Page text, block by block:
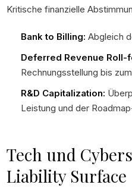
Kritische finanzielle
Bank to Billing: Abgleich
Deferred Revenue Roll-
Rechnungsstellung bis
R&D Capitalization:
Leistung und der
Tech und
Liability Surface